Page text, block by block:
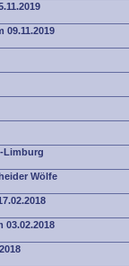
09.11.2019
Limburg
Wölfe
03.02.2018